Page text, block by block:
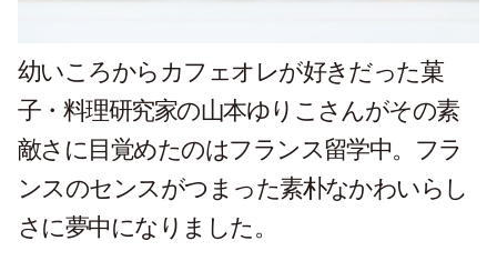
幼いころからカフェオレが好きだった菓
子・料理研究家の山本ゆりこさんがその素
敵さに目覚めたのはフランス留学中。フラ
ンスのセンスがつまった素朴なかわいらし
さに夢中になりました。